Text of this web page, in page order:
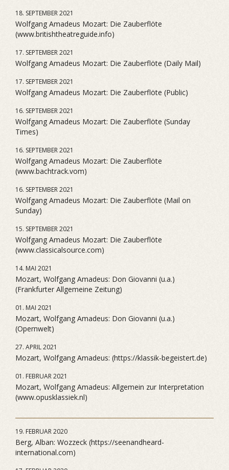
18. SEPTEMBER 2021
Wolfgang Amadeus Mozart: Die Zauberflöte
(www.britishtheatreguide.info)
17. SEPTEMBER 2021
Wolfgang Amadeus Mozart: Die Zauberflöte (Daily Mail)
17. SEPTEMBER 2021
Wolfgang Amadeus Mozart: Die Zauberflöte (Public)
16. SEPTEMBER 2021
Wolfgang Amadeus Mozart: Die Zauberflöte (Sunday
Times)
16. SEPTEMBER 2021
Wolfgang Amadeus Mozart: Die Zauberflöte
(www.bachtrack.vom)
16. SEPTEMBER 2021
Wolfgang Amadeus Mozart: Die Zauberflöte (Mail on
Sunday)
15. SEPTEMBER 2021
Wolfgang Amadeus Mozart: Die Zauberflöte
(www.classicalsource.com)
14. MAI 2021
Mozart, Wolfgang Amadeus: Don Giovanni (u.a.)
(Frankfurter Allgemeine Zeitung)
01. MAI 2021
Mozart, Wolfgang Amadeus: Don Giovanni (u.a.)
(Opernwelt)
27. APRIL 2021
Mozart, Wolfgang Amadeus: (https://klassik-begeistert.de)
01. FEBRUAR 2021
Mozart, Wolfgang Amadeus: Allgemein zur Interpretation
(www.opusklassiek.nl)
19. FEBRUAR 2020
Berg, Alban: Wozzeck (https://seenandheard-
international.com)